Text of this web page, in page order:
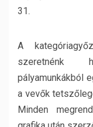
31.
A
szeretnénk
pályamunkákból
a vevők
Minden